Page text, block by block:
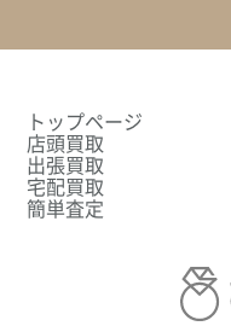
トップページ
店頭買取
出張買取
宅配買取
簡単査定